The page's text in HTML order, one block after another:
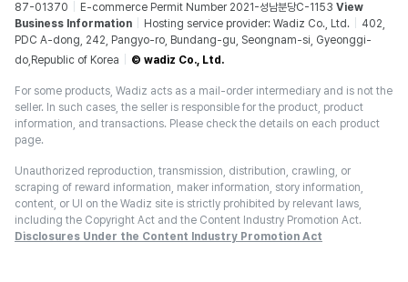
87-01370
E-commerce Permit Number 2021-성남분당C-1153 View
Business Information
Hosting service provider: Wadiz Co., Ltd.
402,
PDC A-dong, 242, Pangyo-ro, Bundang-gu, Seongnam-si, Gyeonggi-
do,Republic of Korea
© wadiz Co., Ltd.
For some products, Wadiz acts as a mail-order intermediary and is not the
seller. In such cases, the seller is responsible for the product, product
information, and transactions. Please check the details on each product
page.
Unauthorized reproduction, transmission, distribution, crawling, or
scraping of reward information, maker information, story information,
content, or UI on the Wadiz site is strictly prohibited by relevant laws,
including the Copyright Act and the Content Industry Promotion Act.
Disclosures Under the Content Industry Promotion Act